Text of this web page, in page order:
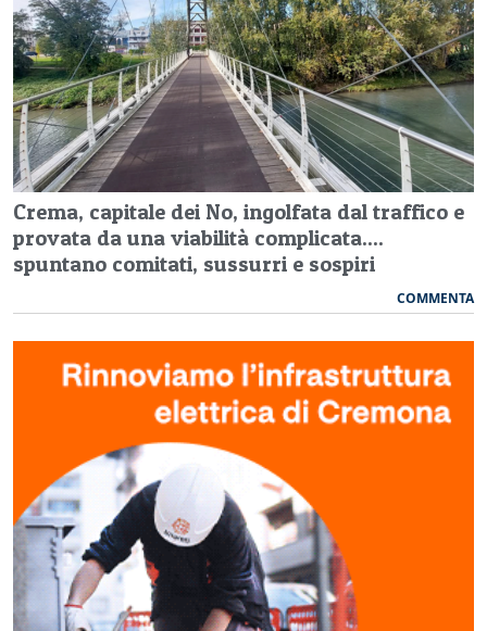
Crema, capitale dei No, ingolfata dal traffico e
provata da una viabilità complicata....
spuntano comitati, sussurri e sospiri
COMMENTA